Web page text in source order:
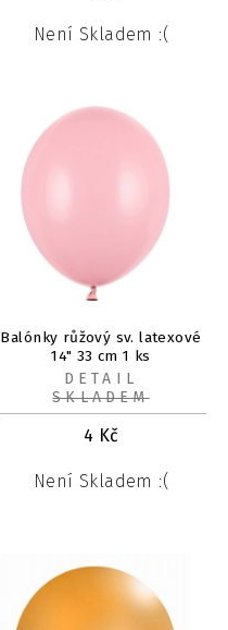
Není Skladem :(
Balónky růžový sv. latexové
14" 33 cm 1 ks
4 Kč
Není Skladem :(
DETAIL
SKLADEM